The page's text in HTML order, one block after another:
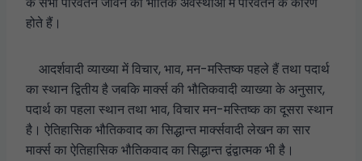
होते हैं।
आदर्शवादी व्याख्या में विचार, भाव, मन-मस्तिष्क पहले हैं तथा पदार्थ
का स्थान द्वितीय है जबकि मार्क्स की भौतिकवादी व्याख्या के अनुसार,
पदार्थ का पहला स्थान तथा भाव, विचार मन-मस्तिष्क का दूसरा स्थान
है। ऐतिहासिक भौतिकवाद का सिद्धान्त मार्क्सवादी लेखन का सार
मार्क्स का ऐतिहासिक भौतिकवाद का सिद्धान्त द्वंद्वात्मक भी है।